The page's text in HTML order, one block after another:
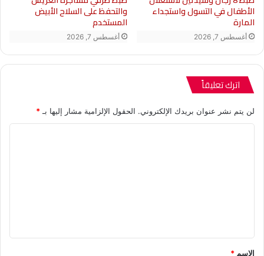
}
sourceData) {
if (sourceData.source.toLowerCase() ===
الأطفال في التسول واستجداء
المارة
أغسطس 7, 2026
والتحفظ على السلاح الأبيض
المستخدم
أغسطس 7, 2026
اترك تعليقاً
لن يتم نشر عنوان بريدك الإلكتروني. الحقول الإلزامية مشار إليها بـ*
ق
الاسم *